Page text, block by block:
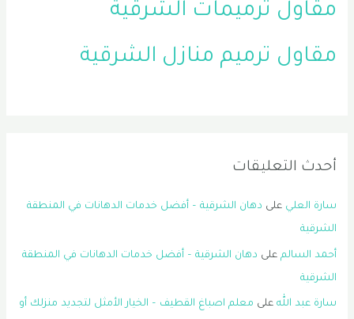
مقاول ترميمات الشرقية
مقاول ترميم منازل الشرقية
أحدث التعليقات
سارة العلي على دهان الشرقية – أفضل خدمات الدهانات في المنطقة
الشرقية
أحمد السالم على دهان الشرقية – أفضل خدمات الدهانات في المنطقة
الشرقية
سارة عبد الله على معلم اصباغ القطيف – الخيار الأمثل لتجديد منزلك أو